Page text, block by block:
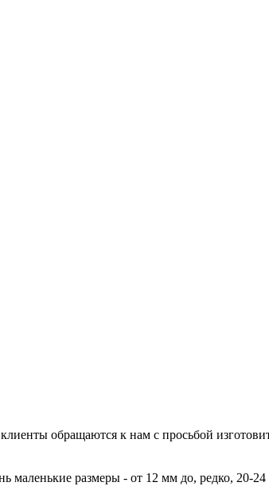
обращаются к нам с просьбой
маленькие размеры - от 12 мм до, редко, 20-24